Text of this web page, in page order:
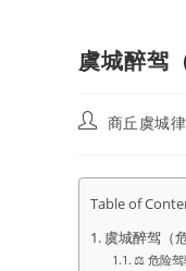
虞城醉驾
Post商丘虞城
Table of
虞城醉驾（
⚖️ 危险驾